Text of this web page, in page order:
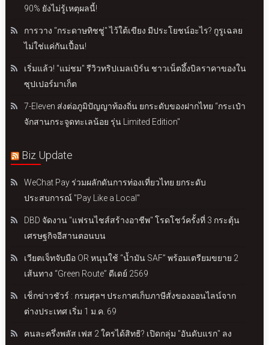
90% ยังไม่รู้เหตุผลนี้!
การวาง "กระดาษทิชชู่" ไว้ใต้เขียง มีประโยชน์อะไร? กูรูเฉลย
ไม่ใช่แค่กันเปื้อน!
เริ่มแล้ว! "แม่ชม" รีวิวทริปเมลเบิร์น ชาวเน็ตอึ้งบิลราคาของใน
ซุปเปอร์มาเก็ต
7-Eleven ส่งต่อภูมิปัญญาท้องถิ่น ยกระดับของฝากไทย “กระเป๋า
จักสานกระจูดทะเลน้อย รุ่น Limited Edition"
Biz Update
WeChat Pay ร่วมผลักดันการท่องเที่ยวไทย ยกระดับ
ประสบการณ์ "Pay Like a Local"
DBD จัดงาน "แฟรนไชส์สร้างอาชีพ" โรดโชว์ครั้งที่ 3 กระตุ้น
เศรษฐกิจอีสานตอนบน
เวียตเจ็ทจับมือ OR หนุนใช้ “น้ำมัน SAF” พร้อมเตรียมขยาย 2
เส้นทาง “Green Route” ดีเดย์ 2569
เช็กข่าวชัวร์ : กรมศุลฯ ประกาศเก็บภาษีสั่งของออนไลน์จาก
ต่างประเทศ เริ่ม 1 ม.ค. 69
คนละครึ่งพลัส เฟส 2 ใครได้สิทธิ? เปิดกลุ่ม "อันดับแรก" ลง